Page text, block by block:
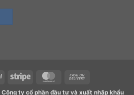
PayPal Stripe MasterCard
Công ty cổ phần đầu tư và xuất nhập khẩu